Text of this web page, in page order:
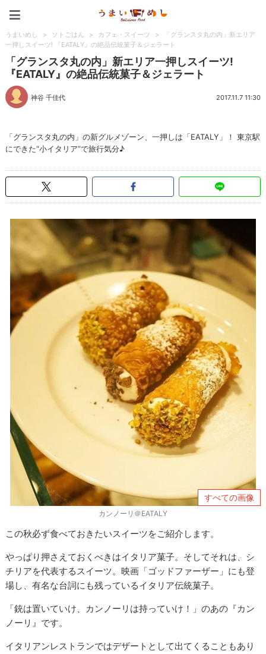
うまいめし > ソトごはん > カフェ・スイーツ >
「グランスタ丸の内」新エリア
一押しスイーツ! 『EATALY』の絶品伝統菓子＆ジェラート
「グランスタ丸の内」新エリア一押しスイーツ!
『EATALY』の絶品伝統菓子＆ジェラート
神谷 千佳代 2017.11.7 11:30
「グランスタ丸の内」の新グルメゾーン、一押しは「EATALY」！ 東京駅
にできた“小イタリア”で旅行気分♪
すべての画像
カンノーリ＠EATALY
この秋必ず食べておきたいスイーツをご紹介します。
やっぱり押さえておくべきはイタリア菓子。そしてそれは、シ
チリアを代表するスイーツ。映画「ゴッドファーザー」にも登
場し、有名な台詞にも残っているイタリア伝統菓子。
「銃は置いていけ、カンノーリは持っていけ！」のあの『カン
ノーリ』です。
イタリアンレストランではデザートとして出てくることもあり